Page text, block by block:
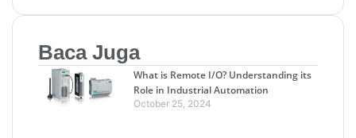
Baca Juga
What is Remote I/O? Understanding its
Role in Industrial Automation
October 25, 2024